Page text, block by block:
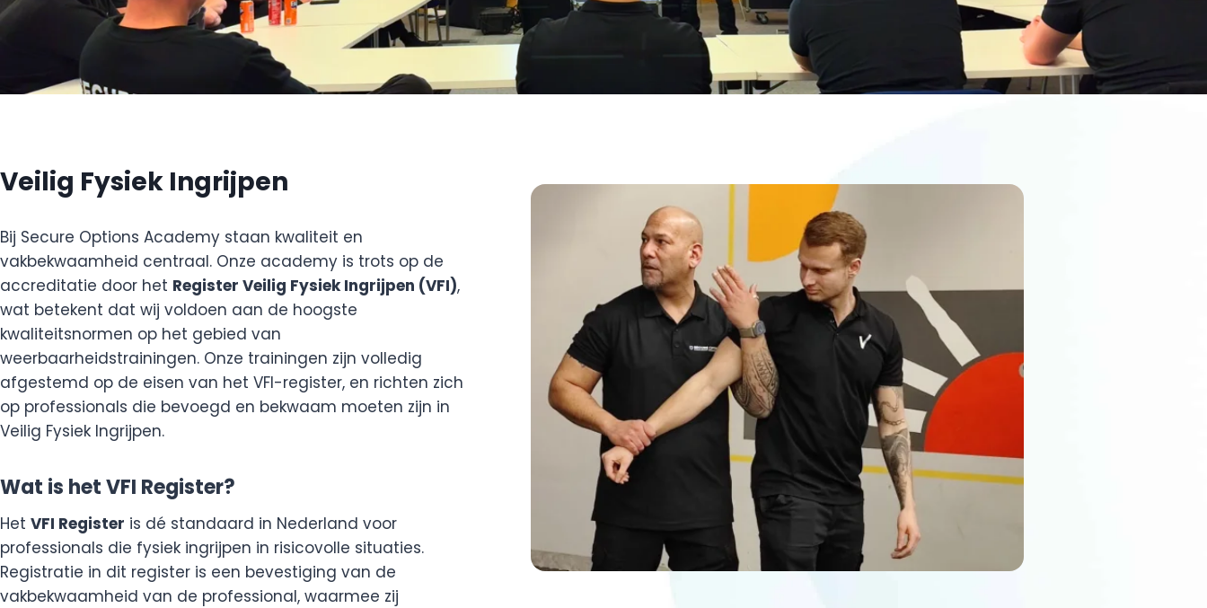
Veilig Fysiek Ingrijpen
Bij Secure Options Academy staan kwaliteit en
vakbekwaamheid centraal. Onze academy is trots op de
accreditatie door het Register Veilig Fysiek Ingrijpen (VFI),
wat betekent dat wij voldoen aan de hoogste
kwaliteitsnormen op het gebied van
weerbaarheidstrainingen. Onze trainingen zijn volledig
afgestemd op de eisen van het VFI-register, en richten zich
op professionals die bevoegd en bekwaam moeten zijn in
Veilig Fysiek Ingrijpen.
Wat is het VFI Register?
Het VFI Register is dé standaard in Nederland voor
professionals die fysiek ingrijpen in risicovolle situaties.
Registratie in dit register is een bevestiging van de
vakbekwaamheid van de professional, waarmee zij